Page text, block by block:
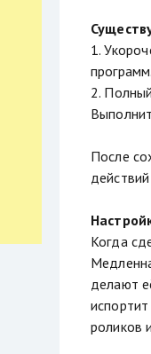
1.
2.
После
Когда
делают
роликов